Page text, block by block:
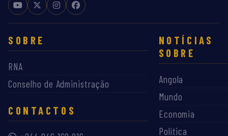
SOBRE
RNA
Conselho de Administração
CONTACTOS
NOTÍCIAS
SOBRE
Angola
Mundo
Economia
Política